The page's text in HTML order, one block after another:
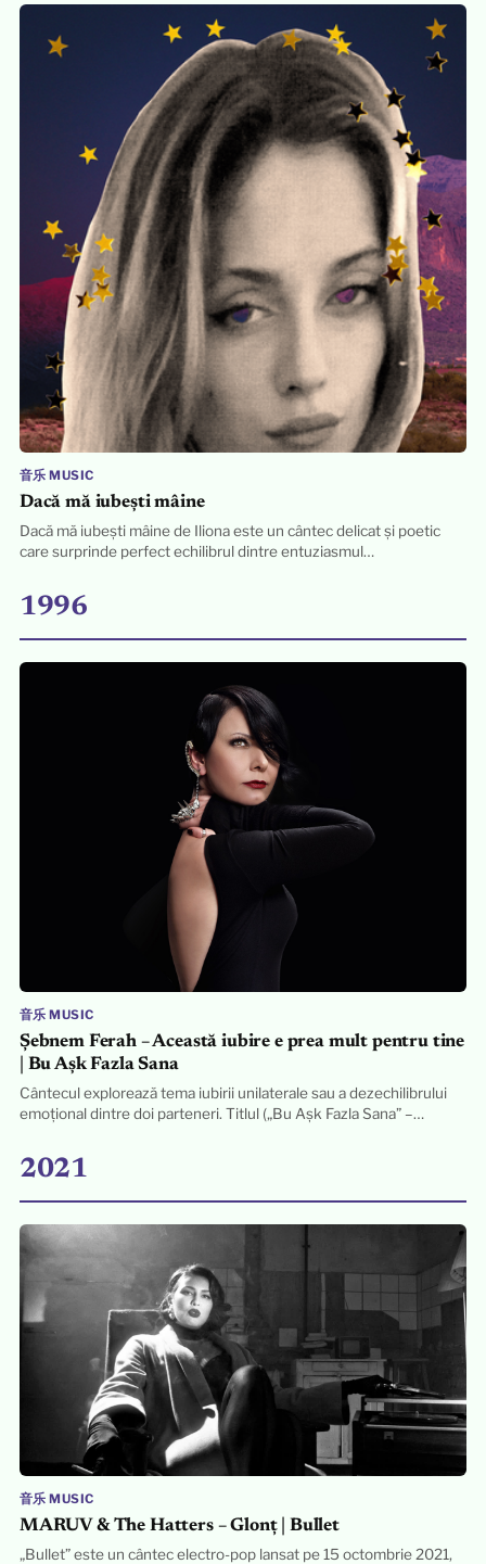
音乐 MUSIC
Dacă mă iubești mâine
Dacă mă iubești mâine de Iliona este un cântec delicat și poetic
care surprinde perfect echilibrul dintre entuziasmul…
1996
音乐 MUSIC
Şebnem Ferah – Această iubire e prea mult pentru tine
| Bu Aşk Fazla Sana
Cântecul explorează tema iubirii unilaterale sau a dezechilibrului
emoțional dintre doi parteneri. Titlul („Bu Aşk Fazla Sana” –…
2021
音乐 MUSIC
MARUV & The Hatters – Glonț | Bullet
„Bullet” este un cântec electro-pop lansat pe 15 octombrie 2021,